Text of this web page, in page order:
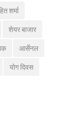
शर्मा
शेयर बाजार
आर्सेनल
योग दिवस